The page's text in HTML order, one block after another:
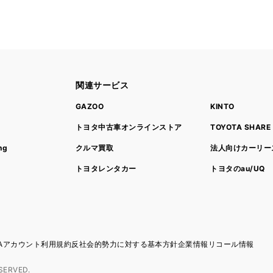
関連サービス
GAZOO
トヨタ中古車オンラインストア
クルマ買取
トヨタレンタカー
KINTO
TOYOTA SHARE
法人向けカーリー
トヨタのau/UQ
アカウント利用規約反社会的勢力に対する基本方針企業情報 リコール情報